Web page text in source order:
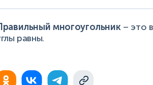
многоугольник– это
равны.